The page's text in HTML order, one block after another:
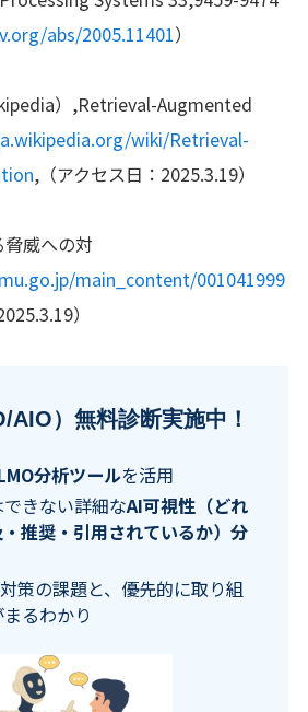
abs/2005.11401）
）,Retrieval-Augmented
wiki/Retrieval-
,（アクセス日：2025.3.19）
威への対
main_content/001041999
）
AIO）無料診断実施中！
分析ツールを活用
きない詳細なAI可視性（どれ
推奨・引用されているか）分
策の課題と、優先的に取り組
るわかり